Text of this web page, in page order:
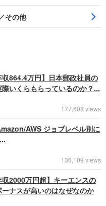
その他
収864.4万円】日本郵政社員の
いくらもらっているのか？...
177,608 views
AWS ジョブレベル別に
136,109 views
収2000万円超】キーエンスの
ナスが高いのはなぜなのか